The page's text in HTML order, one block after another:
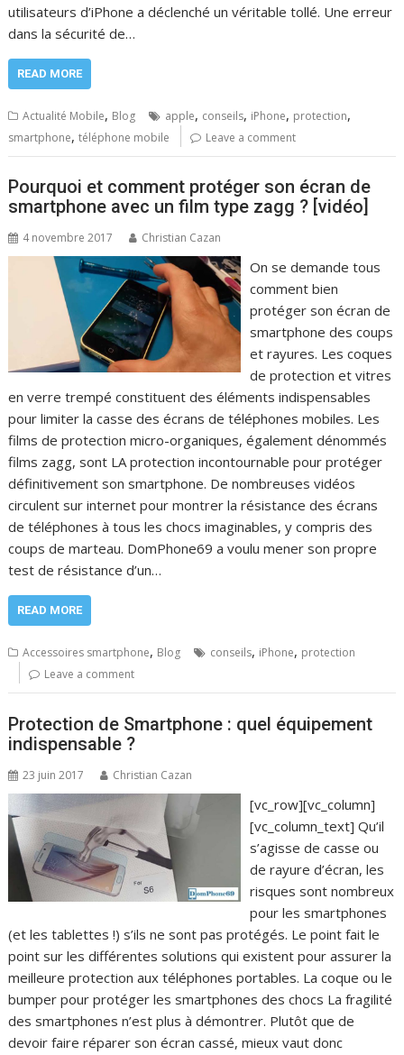
utilisateurs d’iPhone a déclenché un véritable tollé. Une erreur
dans la sécurité de…
READ MORE
Actualité Mobile, Blog apple, conseils, iPhone, protection,
smartphone,téléphone mobile Leave a comment
Pourquoi et comment protéger son écran de
smartphone avec un film type zagg ? [vidéo]
4 novembre 2017 Christian Cazan
On se demande tous
comment bien
protéger son écran de
smartphone des coups
et rayures. Les coques
de protection et vitres
en verre trempé constituent des éléments indispensables
pour limiter la casse des écrans de téléphones mobiles. Les
films de protection micro-organiques, également dénommés
films zagg, sont LA protection incontournable pour protéger
définitivement son smartphone. De nombreuses vidéos
circulent sur internet pour montrer la résistance des écrans
de téléphones à tous les chocs imaginables, y compris des
coups de marteau. DomPhone69 a voulu mener son propre
test de résistance d’un…
READ MORE
Accessoires smartphone, Blog conseils, iPhone, protection
Leave a comment
Protection de Smartphone : quel équipement
indispensable ?
23 juin 2017 Christian Cazan
[vc_row][vc_column]
[vc_column_text] Qu’il
s’agisse de casse ou
de rayure d’écran, les
risques sont nombreux
pour les smartphones
(et les tablettes !) s’ils ne sont pas protégés. Le point fait le
point sur les différentes solutions qui existent pour assurer la
meilleure protection aux téléphones portables. La coque ou le
bumper pour protéger les smartphones des chocs La fragilité
des smartphones n’est plus à démontrer. Plutôt que de
devoir faire réparer son écran cassé, mieux vaut donc